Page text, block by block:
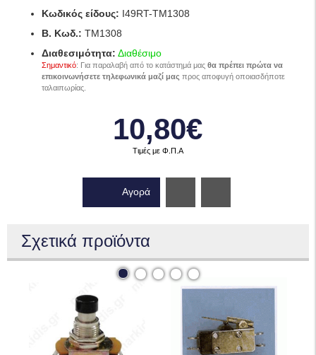
Κωδικός είδους: I49RT-TM1308
B. Κωδ.: TM1308
Διαθεσιμότητα: Διαθέσιμο
Σημαντικό: Για παραλαβή από το κατάστημά μας θα πρέπει πρώτα να
επικοινωνήσετε τηλεφωνικά μαζί μας προς αποφυγή οποιασδήποτε
ταλαιπωρίας.
10,80€
Τιμές με Φ.Π.Α
Αγορά
Σχετικά προϊόντα